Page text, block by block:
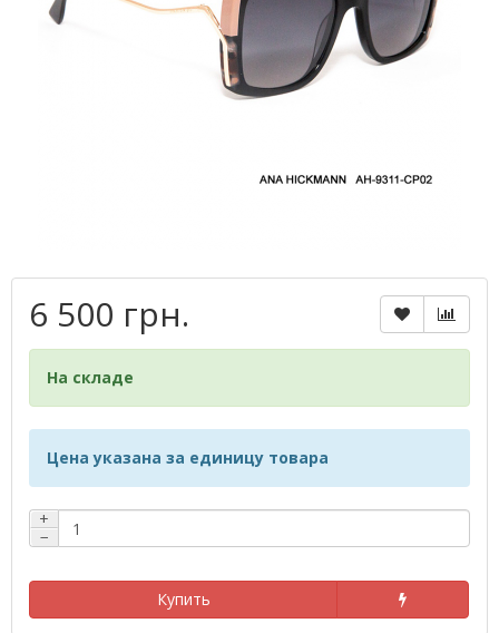
6 500 грн.
На складе
Цена указана за единицу товара
+
−
Купить